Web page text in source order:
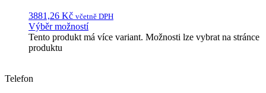
3881,26 Kč včetně DPH
Výběr možností
Tento produkt má více variant. Možnosti lze vybrat na stránce
produktu
Telefon